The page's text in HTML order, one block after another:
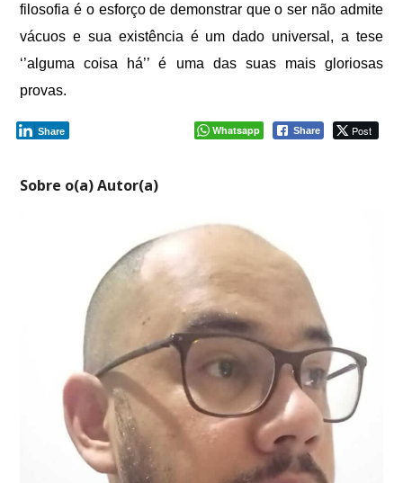
filosofia é o esforço de demonstrar que o ser não admite
vácuos e sua existência é um dado universal, a tese
‘’alguma coisa há’’ é uma das suas mais gloriosas
provas.
Whatsapp Share Post
Share
Sobre o(a) Autor(a)